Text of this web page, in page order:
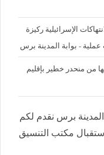
الإسرائيلية ركيزة
عملية - بوابة المدينة برس
من منحدر خطير بإقليم
برس نقدم لكم
مكتب التنسيق